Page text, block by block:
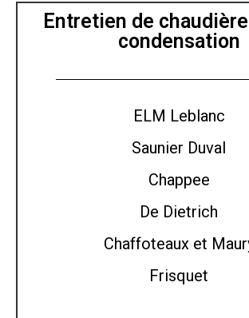
Entretien de
condensation
ELM Leblanc
Saunier Duval
Chappee
De Dietrich
Chaffoteaux et
Frisquet